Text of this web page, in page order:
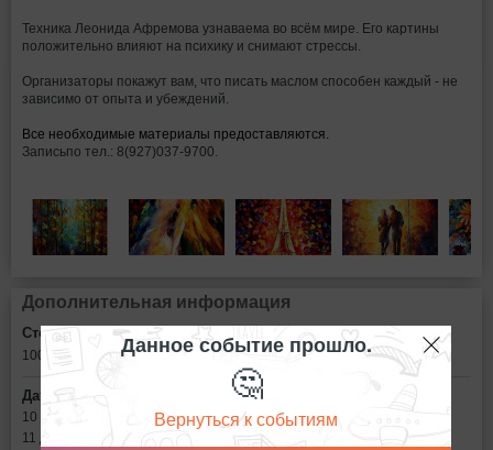
Техника Леонида Афремова узнаваема во всём мире. Его картины
положительно влияют на психику и снимают стрессы.
Организаторы покажут вам, что писать маслом способен каждый - не
зависимо от опыта и убеждений.
Все необходимые материалы предоставляются.
Записьпо тел.: 8(927)037-9700.
Дополнительная информация
Стоимость билетов:
1000 - 1500 рублей
Дата:
10 декабря в 11:00
11 декабря в 11:00
Данное событие прошло.
🤔
Вернуться к событиям